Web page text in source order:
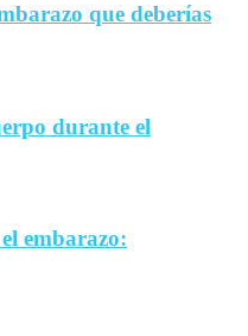
que deberías
durante el
embarazo: